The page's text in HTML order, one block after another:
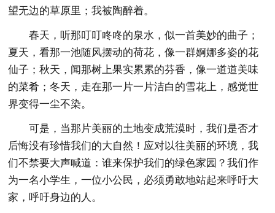
望无边的草原里；我被陶醉着。
春天，听那叮叮咚咚的泉水，似一首美妙的曲子；
夏天，看那一池随风摆动的荷花，像一群婀娜多姿的花
仙子；秋天，闻那树上果实累累的芬香，像一道道美味
的菜肴；冬天，走在那一片一片洁白的雪花上，感觉世
界变得一尘不染。
可是，当那片美丽的土地变成荒漠时，我们是否才
后悔没有珍惜我们的大自然！应对以往美丽的环境，我
们不禁要大声喊道：谁来保护我们的绿色家园？我们作
为一名小学生，一位小公民，必须勇敢地站起来呼吁大
家，呼吁身边的人。